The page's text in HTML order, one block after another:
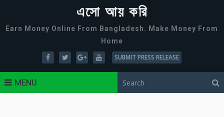
এসো আয় করি
Earn Money Online From Bangladesh. Make Money From
Home
SUBMIT PRESS RELEASE
MENU